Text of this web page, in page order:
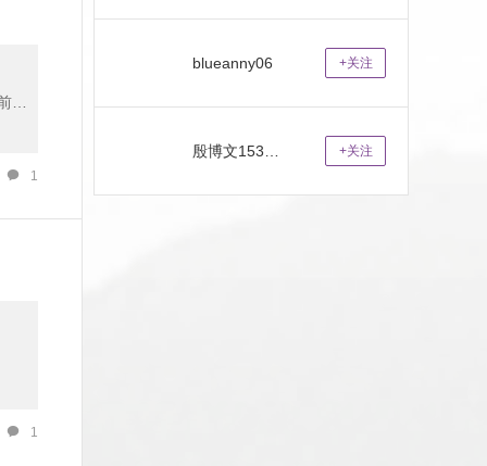
这
,
1
1
blueanny06 +关注
+关注